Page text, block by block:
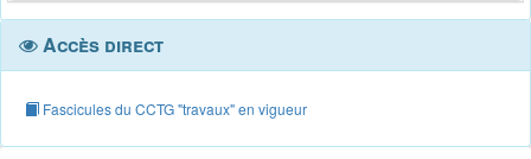
Accès direct
Fascicules du CCTG "travaux" en vigueur